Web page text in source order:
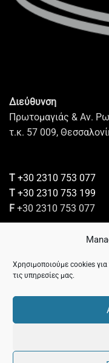
Χρησιμοποιούμε cookies
τις υπηρεσίες μας.
Διεύθυνση
Πρωτομαγιάς & Αν.
τ.κ. 57 009,
Τ +30 2310 753 077
Τ +30 2310 753 199
F +30 2310 753 077
Επικοινωνία
Πολιτική Απορρήτου